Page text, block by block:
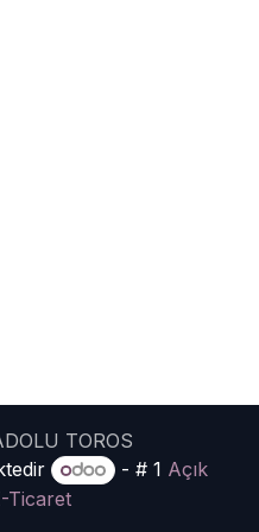
TOROS
- # 1 Açık
Ticaret